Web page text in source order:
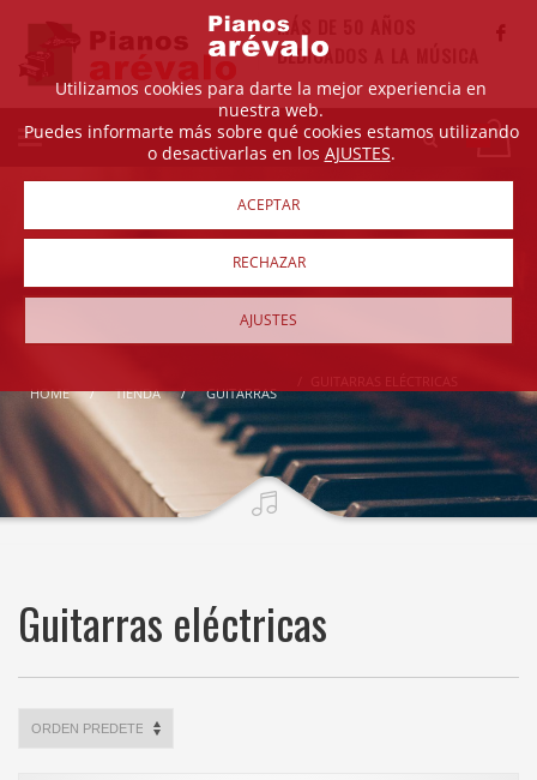
MÁS DE 50 AÑOS
DEDICADOS A LA MÚSICA
HOME TIENDA GUITARRAS
Guitarras eléctricas
Utilizamos cookies para darte la mejor experiencia en
nuestra web.
Puedes informarte más sobre qué cookies estamos utilizando
o desactivarlas en los AJUSTES.
ACEPTAR
RECHAZAR
AJUSTES